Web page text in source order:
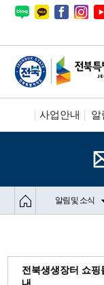
사업안내 알
알림 및 소식
전북생생장터 쇼